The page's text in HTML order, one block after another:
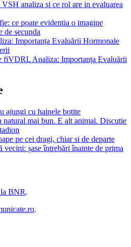
VSH analiza si ce rol are in evaluarea
ce poate evidentia o imagine
de secunda
Importanța Evaluării Hormonale
VDRL Analiza: Importanța Evaluării
ajungi cu hainele botite
mai bun. E alt animal. Discutie
pe cei dragi, chiar si de departe
vecini: șase întrebări înainte de prima
BNR.
.